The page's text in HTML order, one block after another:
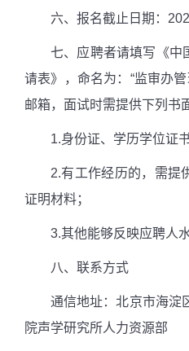
六、报名截止日期：
七、应聘者请填写《中
请表》，命名为：“监审办
邮箱，面试时需提供下列书
1.身份证、学历学位证
2.有工作经历的，需提
证明材料；
3.其他能够反映应聘人
八、联系方式
通信地址：北京市海淀
院声学研究所人力资源部